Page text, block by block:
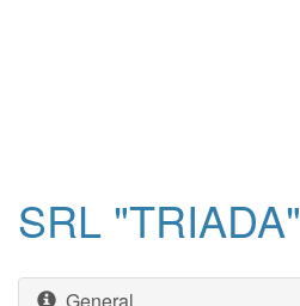
SRL "TRIADA"